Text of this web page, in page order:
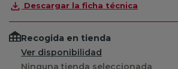
Descargar la ficha técnica
Recogida en tienda
Ver disponibilidad
Ninguna tienda seleccionada